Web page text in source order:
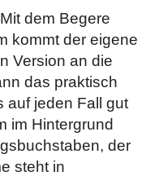
dem Begere
kommt der eigene
Version an die
das praktisch
auf jeden Fall gut
im Hintergrund
der
steht in